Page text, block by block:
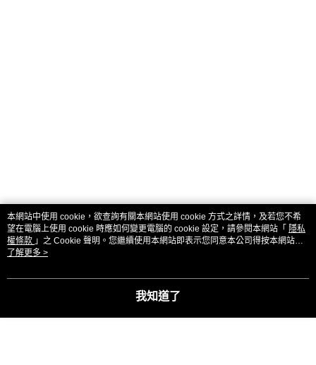
本網站中使用 cookie，欲查詢有關本網站使用 cookie 方式之詳情，及若您不希
望在電腦上使用 cookie 時應如何變更電腦的 cookie 設定，請參閱本網站「 隱私
權條款 」之 Cookie 聲明。您繼續使用本網站即表示您同意本公司得按本網站使
用條款之 Cookie 聲明使用 cookie。
了解更多 >
我知道了